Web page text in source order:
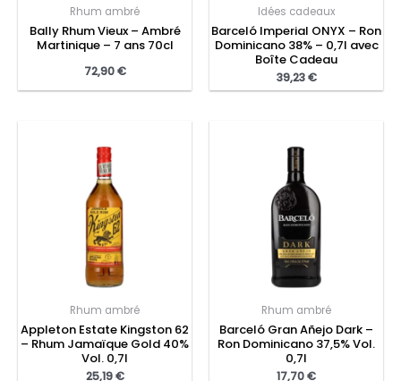
Rhum ambré
Bally Rhum Vieux – Ambré
Martinique – 7 ans 70cl
72,90€
Idées cadeaux
Barceló Imperial ONYX – Ron
Dominicano 38% – 0,7l avec
Boîte Cadeau
39,23€
Rhum ambré
Appleton Estate Kingston 62
– Rhum Jamaïque Gold 40%
Vol. 0,7l
25,19€
Rhum ambré
Barceló Gran Añejo Dark –
Ron Dominicano 37,5% Vol.
0,7l
17,70€